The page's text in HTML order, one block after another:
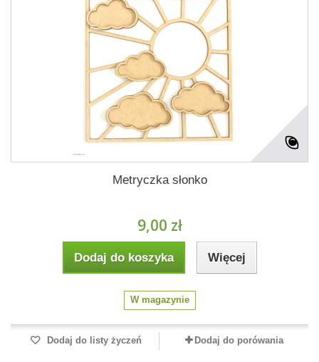
Metryczka słonko
9,00 zł
Dodaj do koszyka Więcej
W magazynie
Dodaj do listy życzeń Dodaj do porówania